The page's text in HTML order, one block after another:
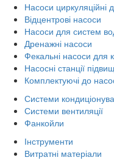
Насоси
Відцентрові насоси
Насоси для систем
Дренажні насоси
Фекальні насоси для
Насосні станції
Комплектуючі до
Системи
Системи вентиляції
Фанкойли
Інструменти
Витратні матеріали